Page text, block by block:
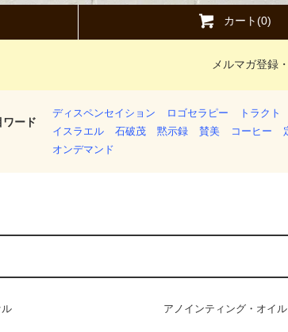
カート(0)
メルマガ登録
ワード
ディスペンセイション ロゴセラピー トラクト
イスラエル
石破茂 黙示録 賛美 コーヒー
オンデマンド
アノインティング・オイル